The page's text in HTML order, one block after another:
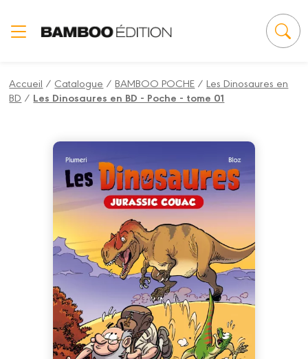
Accueil / Catalogue /BAMBOO POCHE /Les Dinosaures en
BD / Les Dinosaures en BD - Poche - tome 01